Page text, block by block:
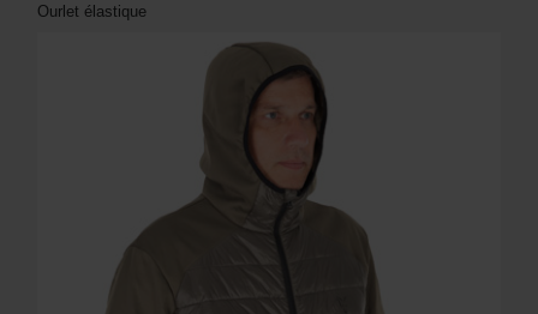
Ourlet élastique